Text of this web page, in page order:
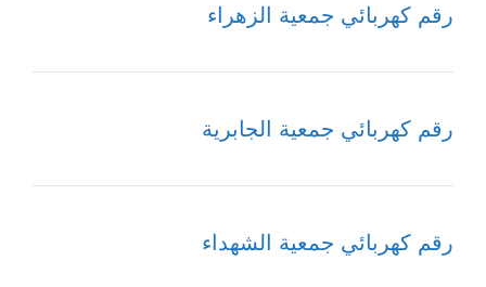
رقم كهربائي جمعية الزهراء
رقم كهربائي جمعية الجابرية
رقم كهربائي جمعية الشهداء